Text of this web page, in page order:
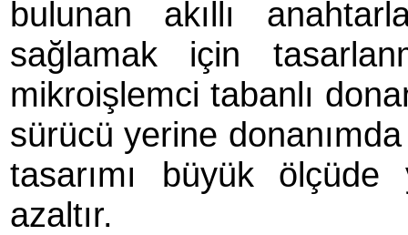
bulunan akıllı
sağlamak için
mikroişlemci tabanlı
sürücü yerine
tasarımı büyük ölçüde
azaltır.